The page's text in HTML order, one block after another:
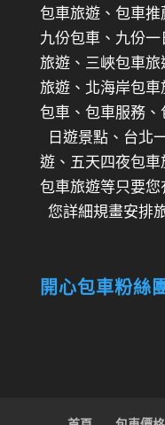
包車旅遊、包車推
九份包車、九份
旅遊、三峽包車
旅遊、北海岸包
包車、包車服務
日遊景點、台北
遊、五天四夜包
包車旅遊等只要
您詳細規畫安排
開心包車粉絲